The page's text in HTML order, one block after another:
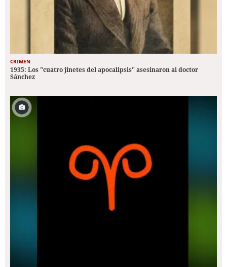
CRIMEN
1935: Los "cuatro jinetes del apocalipsis" asesinaron al doctor
Sánchez